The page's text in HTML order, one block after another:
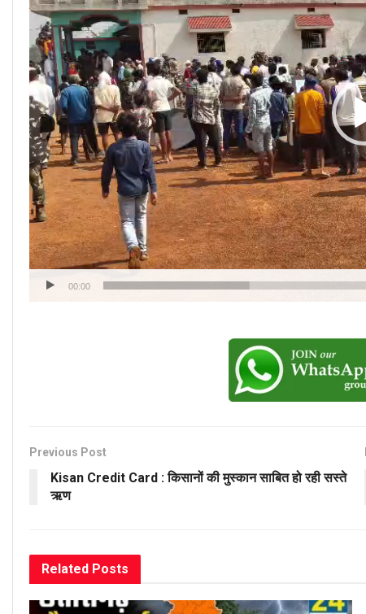
00:00
Previous Post
Kisan Credit Card : किसानों की मुस्कान साबित हो रही सस्ते
ऋण
Related Posts